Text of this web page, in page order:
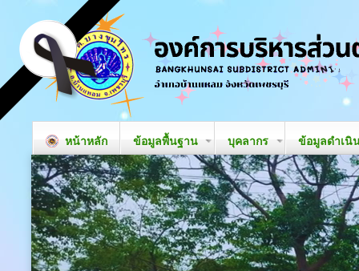
หน้าหลัก ข้อมูลพื้นฐาน บุคลากร ข้อมูลดำเนิ